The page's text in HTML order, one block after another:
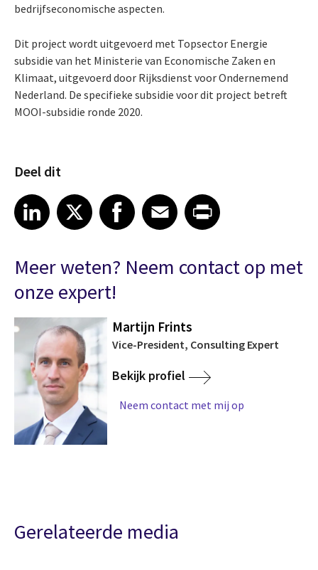
bedrijfseconomische aspecten.
Dit project wordt uitgevoerd met Topsector Energie
subsidie van het Ministerie van Economische Zaken en
Klimaat, uitgevoerd door Rijksdienst voor Ondernemend
Nederland. De specifieke subsidie voor dit project betreft
MOOI-subsidie ronde 2020.
Deel dit
Share article on LinkedIn
LinkedIn
Share article on XShare article on Facebook
Facebook
Share article on Email
EmailShare article on Print
Meer weten? Neem contact op met
onze expert!
Martijn Frints
Vice-President, Consulting Expert
Bekijk profiel
Neem contact met mij op
Gerelateerde media